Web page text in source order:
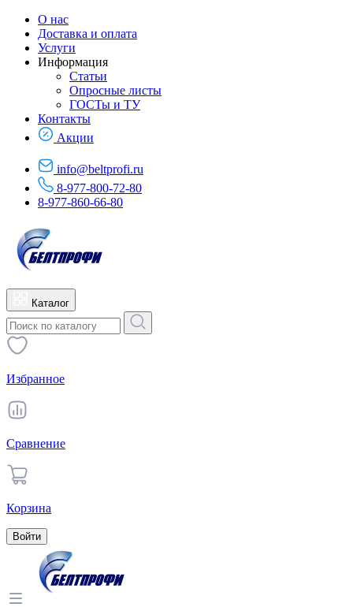
О нас
Доставка и оплата
Услуги
Информация
Статьи
Опросные листы
ГОСТы и ТУ
Контакты
Акции
info@beltprofi.ru
8-977-800-72-80
8-977-860-66-80
Каталог
Избранное
Сравнение
Корзина
Войти